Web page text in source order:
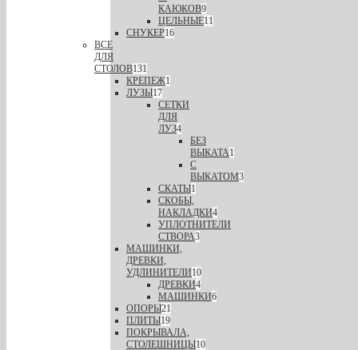
КАЮКОВ9
ЦЕЛЬНЫЕ11
СНУКЕР16
ВСЕ
ДЛЯ
СТОЛОВ131
КРЕПЕЖ1
ЛУЗЫ17
СЕТКИ
ДЛЯ
ЛУЗ4
БЕЗ
ВЫКАТА1
С
ВЫКАТОМ3
СКАТЫ1
СКОБЫ,
НАКЛАДКИ4
УПЛОТНИТЕЛИ
СТВОРА3
МАШИНКИ,
ДРЕВКИ,
УДЛИНИТЕЛИ10
ДРЕВКИ4
МАШИНКИ6
ОПОРЫ21
ПЛИТЫ19
ПОКРЫВАЛА,
СТОЛЕШНИЦЫ10